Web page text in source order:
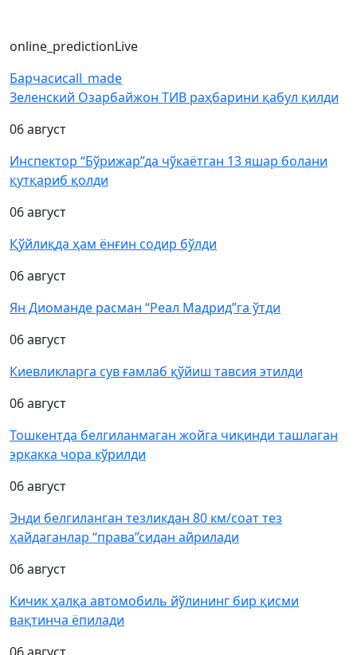
online_predictionLive
Барчасиcall_made
Зеленский Озарбайжон ТИВ раҳбарини қабул қилди
06 август
Инспектор “Бўрижар”да чўкаётган 13 яшар болани
қутқариб қолди
06 август
Қўйлиқда ҳам ёнғин содир бўлди
06 август
Ян Диоманде расман “Реал Мадрид”га ўтди
06 август
Киевликларга сув ғамлаб қўйиш тавсия этилди
06 август
Тошкентда белгиланмаган жойга чиқинди ташлаган
эркакка чора кўрилди
06 август
Энди белгиланган тезликдан 80 км/соат тез
ҳайдаганлар “права”сидан айрилади
06 август
Кичик ҳалқа автомобиль йўлининг бир қисми
вақтинча ёпилади